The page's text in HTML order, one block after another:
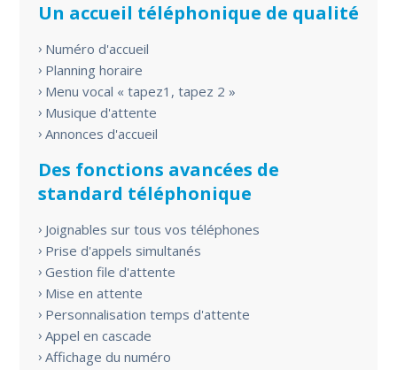
Un accueil téléphonique de qualité
Numéro d'accueil
Planning horaire
Menu vocal « tapez1, tapez 2 »
Musique d'attente
Annonces d'accueil
Des fonctions avancées de
standard téléphonique
Joignables sur tous vos téléphones
Prise d'appels simultanés
Gestion file d'attente
Mise en attente
Personnalisation temps d'attente
Appel en cascade
Affichage du numéro